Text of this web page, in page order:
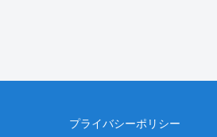
プライバシーポリシー